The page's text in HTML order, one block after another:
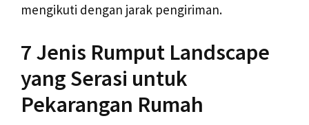
mengikuti dengan jarak pengiriman.
7 Jenis Rumput Landscape
yang Serasi untuk
Pekarangan Rumah